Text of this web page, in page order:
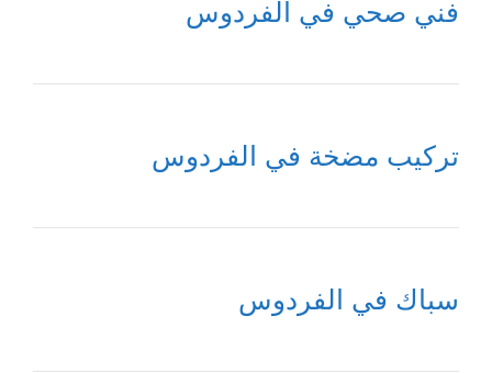
فني صحي في الفردوس
تركيب مضخة في الفردوس
سباك في الفردوس